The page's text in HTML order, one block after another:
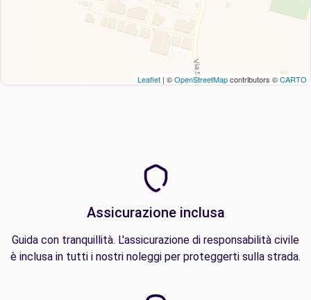
Leaflet | ©OpenStreetMapcontributors ©CARTO
Assicurazione inclusa
Guida con tranquillità. L'assicurazione di responsabilità civile
è inclusa in tutti i nostri noleggi per proteggerti sulla strada.